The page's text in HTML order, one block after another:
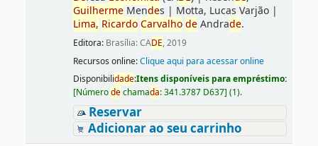
GuilhermeMendes | Motta, Lucas Varjão|
Lima, Ricardo Carvalho deAndrade.
Editora: Brasília: CADE, 2019
Recursos online:Clique aqui para acessar online
Disponibilidade:Itens disponíveis para empréstimo:
[Númerodechamada:341.3787 D637] (1).
Reservar
Adicionar ao seu carrinho